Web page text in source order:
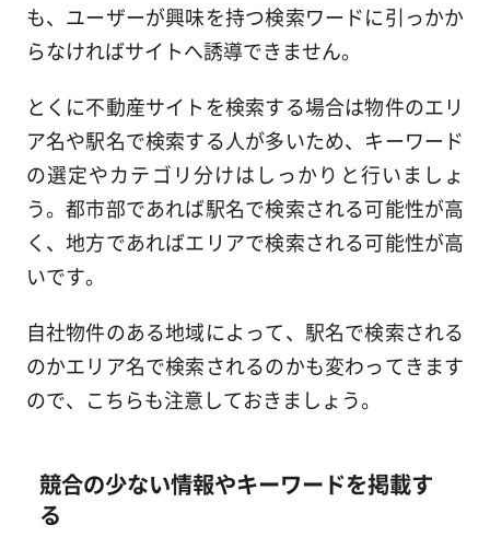
も、ユーザーが興味を持つ検索ワードに引っかか
らなければサイトへ誘導できません。
とくに不動産サイトを検索する場合は物件のエリ
ア名や駅名で検索する人が多いため、キーワード
の選定やカテゴリ分けはしっかりと行いましょ
う。都市部であれば駅名で検索される可能性が高
く、地方であればエリアで検索される可能性が高
いです。
自社物件のある地域によって、駅名で検索される
のかエリア名で検索されるのかも変わってきます
ので、こちらも注意しておきましょう。
競合の少ない情報やキーワードを掲載す
る